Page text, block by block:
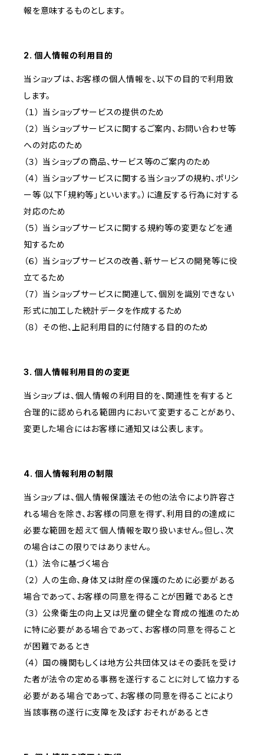
報を意味するものとします。
2. 個人情報の利用目的
当ショップは、お客様の個人情報を、以下の目的で利用致
します。
（１） 当ショップサービスの提供のため
（２） 当ショップサービスに関するご案内、お問い合わせ等
への対応のため
（３） 当ショップの商品、サービス等のご案内のため
（４） 当ショップサービスに関する当ショップの規約、ポリシ
ー等（以下「規約等」といいます。）に違反する行為に対する
対応のため
（５） 当ショップサービスに関する規約等の変更などを通
知するため
（６） 当ショップサービスの改善、新サービスの開発等に役
立てるため
（７） 当ショップサービスに関連して、個別を識別できない
形式に加工した統計データを作成するため
（８） その他、上記利用目的に付随する目的のため
3. 個人情報利用目的の変更
当ショップは、個人情報の利用目的を、関連性を有すると
合理的に認められる範囲内において変更することがあり、
変更した場合にはお客様に通知又は公表します。
4. 個人情報利用の制限
当ショップは、個人情報保護法その他の法令により許容さ
れる場合を除き、お客様の同意を得ず、利用目的の達成に
必要な範囲を超えて個人情報を取り扱いません。但し、次
の場合はこの限りではありません。
（１） 法令に基づく場合
（２） 人の生命、身体又は財産の保護のために必要がある
場合であって、お客様の同意を得ることが困難であるとき
（３） 公衆衛生の向上又は児童の健全な育成の推進のため
に特に必要がある場合であって、お客様の同意を得ること
が困難であるとき
（４） 国の機関もしくは地方公共団体又はその委託を受け
た者が法令の定める事務を遂行することに対して協力する
必要がある場合であって、お客様の同意を得ることにより
当該事務の遂行に支障を及ぼすおそれがあるとき